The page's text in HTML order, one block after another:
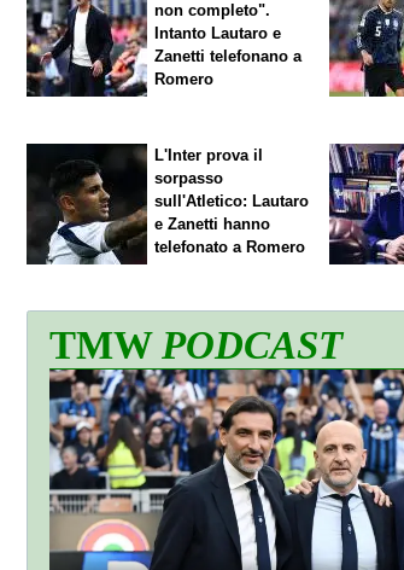
non completo".
Intanto Lautaro e
Zanetti telefonano a
Romero
L'Inter prova il
sorpasso
sull'Atletico: Lautaro
e Zanetti hanno
telefonato a Romero
TMWPODCAST